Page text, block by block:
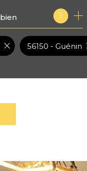
de
1
56150 - Guénin